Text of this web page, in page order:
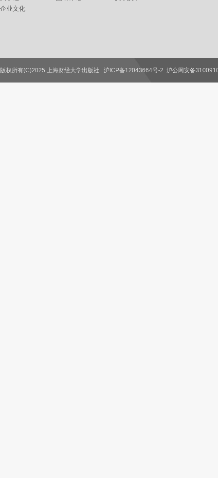
企业文化
联系我们
版权所有(C)2025 上海财经大学出版社 沪ICP备12043664号-2 沪公网安备